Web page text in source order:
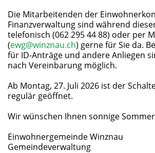
Die Mitarbeitenden der
Finanzverwaltung sind während
telefonisch (062 295 44 88) oder per
(ewg@winznau.ch) gerne für Sie da.
für ID-Anträge und andere Anliegen
nach Vereinbarung möglich.
Ab Montag, 27. Juli 2026 ist der
regulär geöffnet.
Wir wünschen Ihnen sonnige
Einwohnergemeinde Winznau
Gemeindeverwaltung